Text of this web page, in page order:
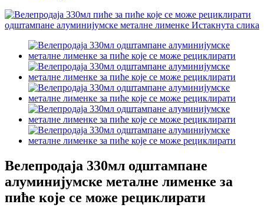
Велепродаја 330мл одштампане
алуминијумске металне лименке за
пиће које се може рециклирати